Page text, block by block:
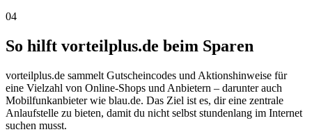
04
So hilft vorteilplus.de beim Sparen
vorteilplus.de sammelt Gutscheincodes und Aktionshinweise für
eine Vielzahl von Online-Shops und Anbietern – darunter auch
Mobilfunkanbieter wie blau.de. Das Ziel ist es, dir eine zentrale
Anlaufstelle zu bieten, damit du nicht selbst stundenlang im Internet
suchen musst.